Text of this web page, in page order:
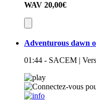
WAV 20,00€
Adventurous dawn
01:44 - SACEM |